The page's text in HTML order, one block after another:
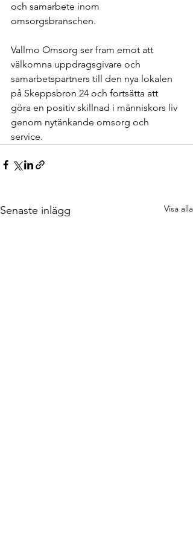
och samarbete inom
omsorgsbranschen.
Vallmo Omsorg ser fram emot att
välkomna uppdragsgivare och
samarbetspartners till den nya lokalen
på Skeppsbron 24 och fortsätta att
göra en positiv skillnad i människors liv
genom nytänkande omsorg och
service.
Senaste inlägg Visa alla